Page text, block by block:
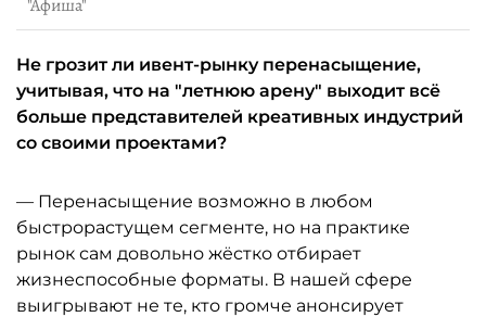
"Афиша"
Не грозит ли ивент-рынку перенасыщение,
учитывая, что на "летнюю арену" выходит всё
больше представителей креативных индустрий
со своими проектами?
— Перенасыщение возможно в любом
быстрорастущем сегменте, но на практике
рынок сам довольно жёстко отбирает
жизнеспособные форматы. В нашей сфере
выигрывают не те, кто громче анонсирует